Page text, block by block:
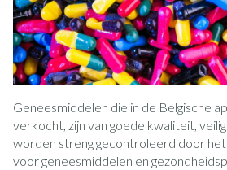
Geneesmiddelen die in de Belgische
verkocht, zijn van goede kwaliteit,
worden streng gecontroleerd door
voor geneesmiddelen en